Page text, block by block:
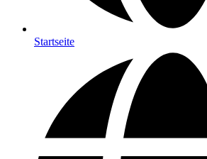
Startseite